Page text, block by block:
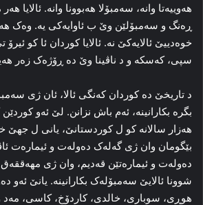
هه‌وییه‌تا وانه‌، سه‌مبۆلا هه‌بوونا وانه‌. ئالایا
ڕه‌نگ و سه‌مبۆلێن وێ ب ئاوایه‌کی یه‌. وه‌ک
خوه‌دییێ ئالایه‌کێ نه‌. ئالایا کوردان ئا کو ئیرۆ
سپی، که‌سکه‌ و د ناڤینا وێ ده‌ ڕۆژه‌ک زه‌ر
د تاریخێ ده‌ کوردان که‌نگی ئالا، ئان ژی
هه‌زار سالانه‌ کو ل کوردستانێ، یانی ل جهێ
بێگومان وان ژی گه‌له‌ک ده‌وله‌ت و ئیماره‌ت
ده‌وله‌ت و ئیماره‌تێن قه‌دیم، وان ژی
شوونا ئالایێ سه‌مبۆله‌ک بکارانینه‌. یانێ ئه‌و
هوڕی، سوباری، خالدی، کاردۆخ، کاسی،